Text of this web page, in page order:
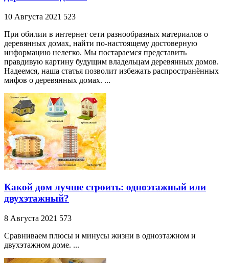
10 Августа 2021 523
При обилии в интернет сети разнообразных материалов о
деревянных домах, найти по-настоящему достоверную
информацию нелегко. Мы постараемся представить
правдивую картину будущим владельцам деревянных домов.
Надеемся, наша статья позволит избежать распространённых
мифов о деревянных домах. ...
Какой дом лучше строить: одноэтажный или
двухэтажный?
8 Августа 2021 573
Сравниваем плюсы и минусы жизни в одноэтажном и
двухэтажном доме. ...